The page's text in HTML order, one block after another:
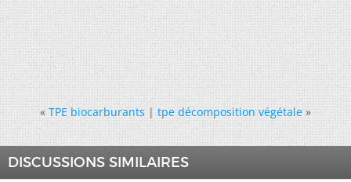
« TPE biocarburants|tpe décomposition végétale »
DISCUSSIONS SIMILAIRES